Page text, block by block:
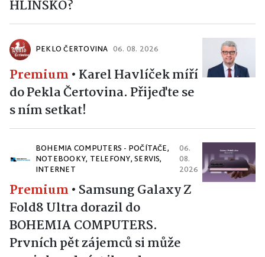
PEKLO ČERTOVINA 06. 08. 2026
Premium • Karel Havlíček míří
do Pekla Čertovina. Přijeďte se
s ním setkat!
BOHEMIA COMPUTERS - POČÍTAČE,
NOTEBOOKY, TELEFONY, SERVIS,
INTERNET
06.
08.
2026
Premium • Samsung Galaxy Z
Fold8 Ultra dorazil do
BOHEMIA COMPUTERS.
Prvních pět zájemců si může